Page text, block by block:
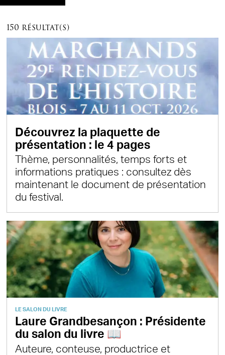
150 résultat(s)
Découvrez la plaquette de
présentation : le 4 pages
Thème, personnalités, temps forts et
informations pratiques : consultez dès
maintenant le document de présentation
du festival.
LE SALON DU LIVRE
Laure Grandbesançon : Présidente
du salon du livre 📖
Auteure, conteuse, productrice et